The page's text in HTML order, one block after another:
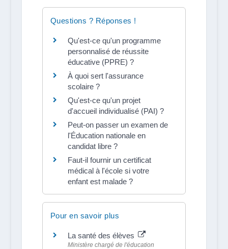
Questions ? Réponses !
Qu'est-ce qu'un programme
personnalisé de réussite
éducative (PPRE) ?
À quoi sert l'assurance
scolaire ?
Qu'est-ce qu'un projet
d'accueil individualisé (PAI) ?
Peut-on passer un examen de
l'Éducation nationale en
candidat libre ?
Faut-il fournir un certificat
médical à l'école si votre
enfant est malade ?
Pour en savoir plus
La santé des élèves
Ministère chargé de l'éducation